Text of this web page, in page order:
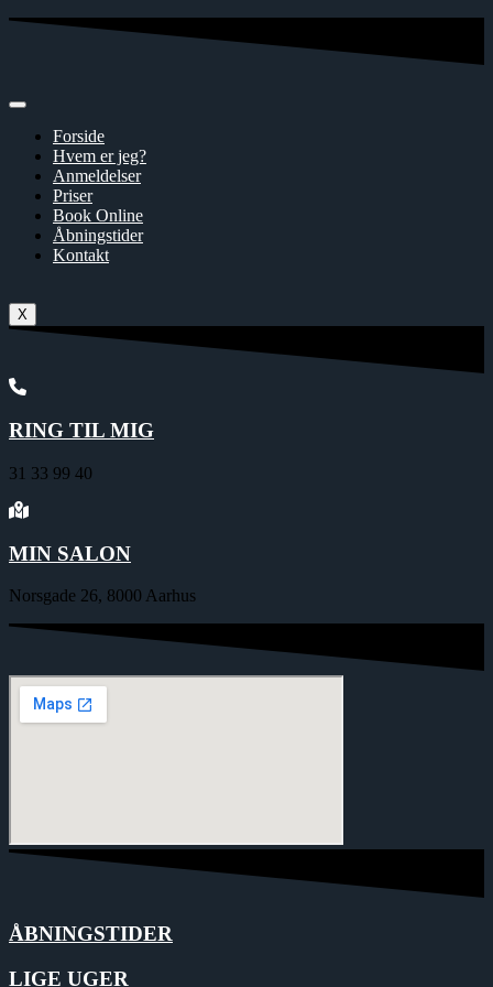
Skip
Forside
Hvem er jeg?
Anmeldelser
Priser
Book Online
Åbningstider
Kontakt
X
RING TIL MIG
31 33 99 40
MIN SALON
Norsgade 26, 8000 Aarhus
ÅBNINGSTIDER
LIGE UGER